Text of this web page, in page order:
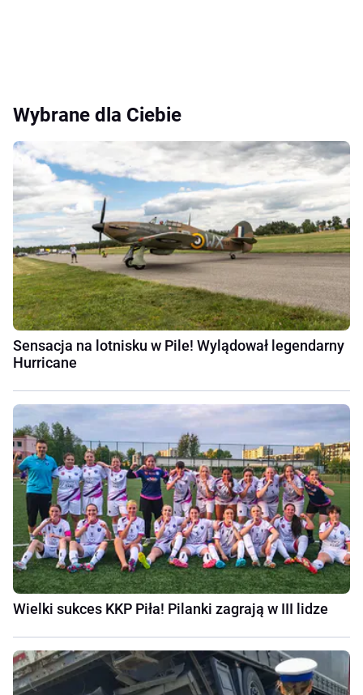
Wybrane dla Ciebie
Sensacja na lotnisku w Pile! Wylądował legendarny
Hurricane
Wielki sukces KKP Piła! Pilanki zagrają w III lidze